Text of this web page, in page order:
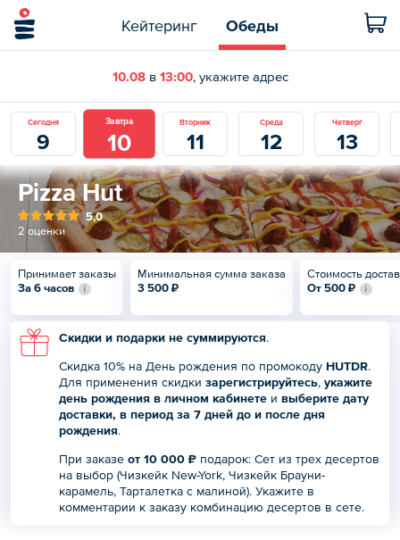
Кейтеринг Обеды
10.08в 13:00, укажите адрес
Сегодня
9
Завтра
10
Вторник
11
Среда
12
Четверг
13
Pizza Hut
5,0
2 оценки
Принимает заказы
За 6 часов
Минимальная сумма заказа
3 500 ₽
Стоимость
От 500 ₽
Скидки и подарки не суммируются.
Скидка 10% на День рождения по промокоду HUTDR.
Для применения скидки зарегистрируйтесь, укажите
день рождения в личном кабинете и выберите дату
доставки, в период за 7 дней до и после дня
рождения.
При заказе от 10 000 ₽ подарок: Сет из трех десертов
на выбор (Чизкейк New-York, Чизкейк Брауни-
карамель, Тарталетка с малиной). Укажите в
комментарии к заказу комбинацию десертов в сете.